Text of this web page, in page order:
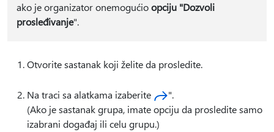
ako je organizator onemogućioopciju "Dozvoli
prosleđivanje".
Otvorite sastanak koji želite da prosledite.
Na traci sa alatkama izaberite
".
(Ako je sastanak grupa, imate opciju da prosledite samo
izabrani događaj ili celu grupu.)